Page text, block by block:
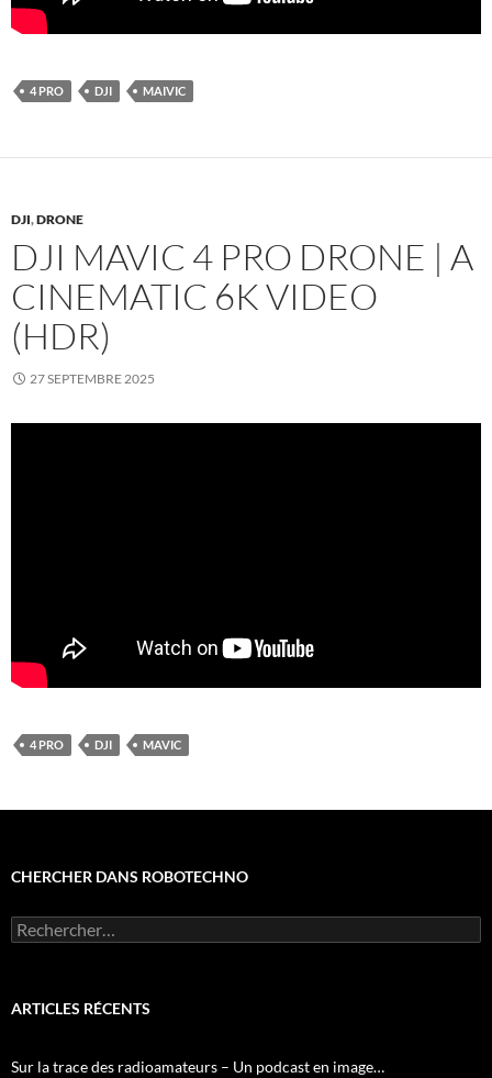
4 PRO DJI MAIVIC
DJI,DRONE
DJI MAVIC 4 PRO DRONE | A
CINEMATIC 6K VIDEO
(HDR)
27 SEPTEMBRE 2025
4 PRO DJI MAVIC
CHERCHER DANS ROBOTECHNO
Rechercher :
ARTICLES RÉCENTS
Sur la trace des radioamateurs – Un podcast en image…